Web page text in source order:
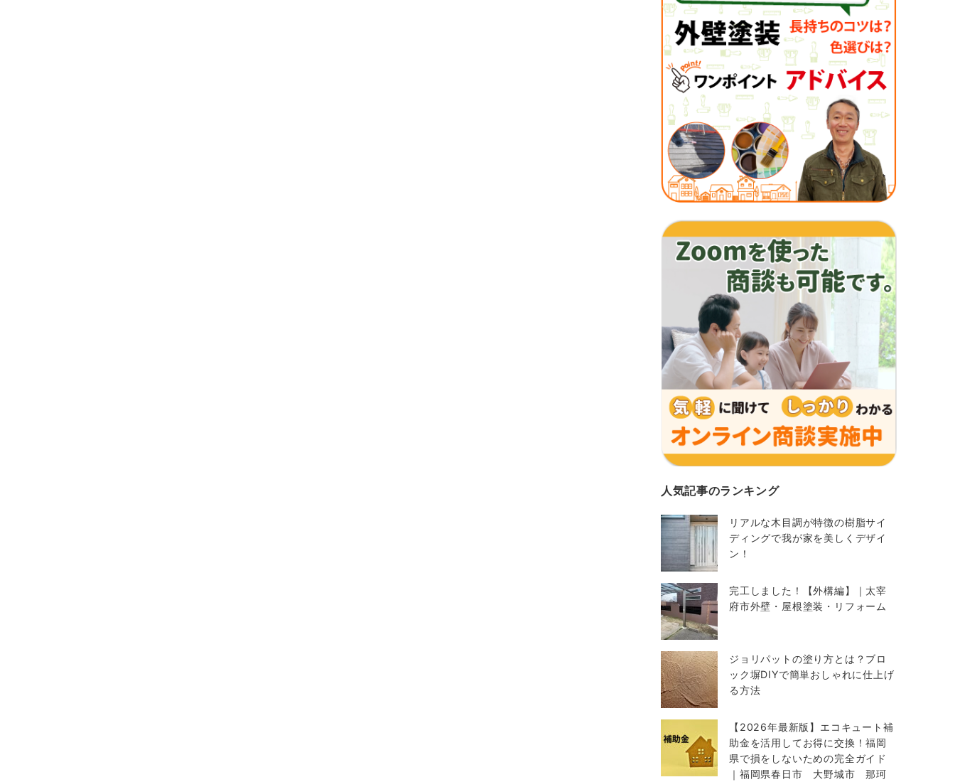
人気記事のランキング
リアルな木目調が特徴の樹脂サイ
ディングで我が家を美しくデザイ
ン！
完工しました！【外構編】｜太宰
府市外壁・屋根塗装・リフォーム
ジョリパットの塗り方とは？ブロ
ック塀DIYで簡単おしゃれに仕上げ
る方法
【2026年最新版】エコキュート補
助金を活用してお得に交換！福岡
県で損をしないための完全ガイド
｜福岡県春日市 大野城市 那珂